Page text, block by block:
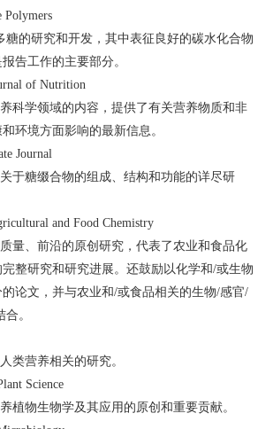
的研究和开发，其中表征良好的碳水化合物
告工作的主要部分。
of Nutrition
学领域的内容，提供了有关营养物质和非
环境方面影响的最新信息。
Journal
糖缀合物的组成、结构和功能的详尽研
and Food Chemistry
、前沿的原创研究，代表了农业和食品化
整研究和研究进展。还鼓励以化学和/或生物
论文，并与农业和/或食品相关的生物/感官/
。
营养相关的研究。
Science
物生物学及其应用的原创和重要贡献。